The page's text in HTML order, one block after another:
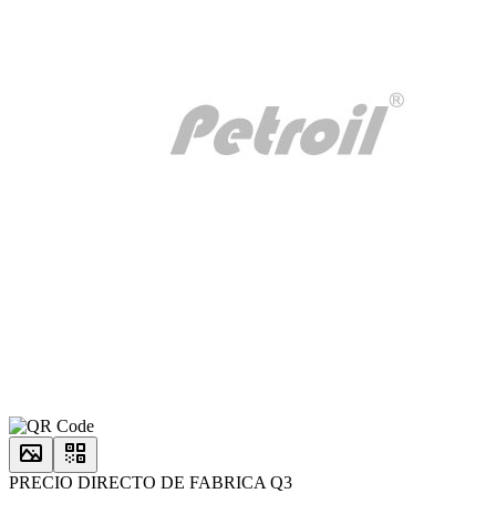
PRECIO DIRECTO DE FABRICA Q3